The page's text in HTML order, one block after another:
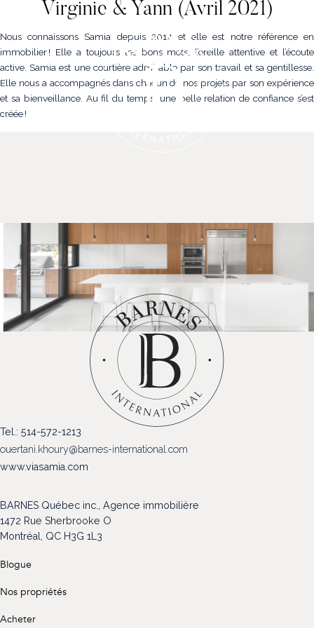
NOTRE FAMILLE
CONTACT
(514) 572-1213
ÊTRE CONTACTÉ(E)
Virginie & Yann (Avril 2021)
Nous connaissons Samia depuis 2014 et elle est notre référence en
immobilier ! Elle a toujours les bons mots, l’oreille attentive et l’écoute
active. Samia est une courtière admirable par son travail et sa gentillesse.
Elle nous a accompagnés dans chacun de nos projets par son expérience
et sa bienveillance. Au fil du temps, une belle relation de confiance s’est
créée !
Tel.: 514-572-1213
ouertani.khoury@barnes-international.com
www.viasamia.com
BARNES Québec inc., Agence immobilière
1472 Rue Sherbrooke O
Montréal, QC H3G 1L3
Blogue
Nos propriétés
Acheter